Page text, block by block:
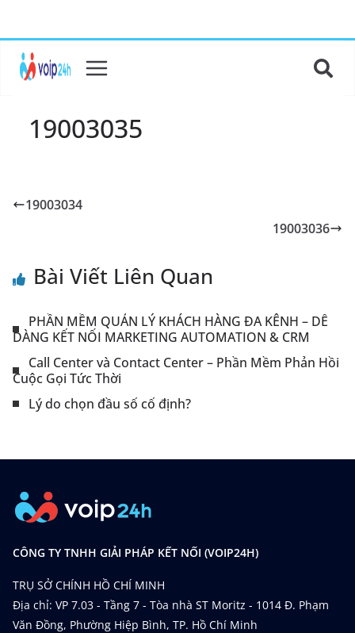
19003035
19003034
19003036
Bài Viết Liên Quan
PHẦN MỀM QUẢN LÝ KHÁCH HÀNG ĐA KÊNH – DỄ
DÀNG KẾT NỐI MARKETING AUTOMATION & CRM
Call Center và Contact Center – Phần Mềm Phản Hồi
Cuộc Gọi Tức Thời
Lý do chọn đầu số cố định?
CÔNG TY TNHH GIẢI PHÁP KẾT NỐI (VOIP24H)
TRỤ SỞ CHÍNH HỒ CHÍ MINH
Địa chỉ: VP 7.03 - Tầng 7 - Tòa nhà ST Moritz - 1014 Đ. Phạm
Văn Đồng, Phường Hiệp Bình, TP. Hồ Chí Minh